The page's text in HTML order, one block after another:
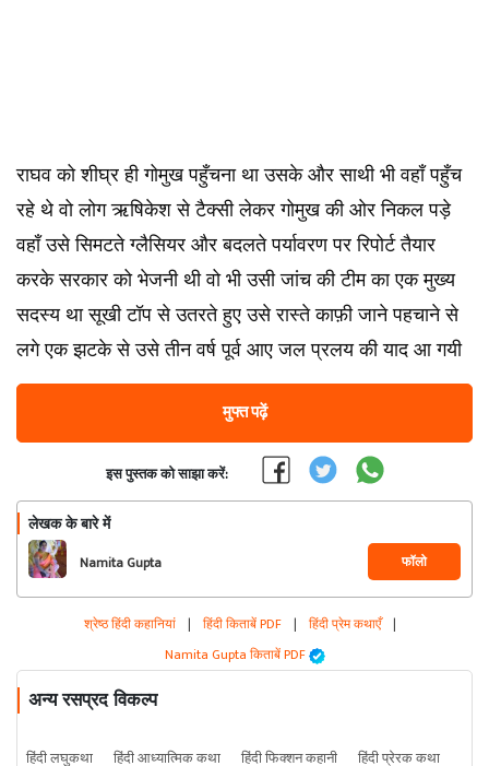
राघव को शीघ्र ही गोमुख पहुँचना था उसके और साथी भी वहाँ पहुँच
रहे थे वो लोग ऋषिकेश से टैक्सी लेकर गोमुख की ओर निकल पड़े
वहाँ उसे सिमटते ग्लैसियर और बदलते पर्यावरण पर रिपोर्ट तैयार
करके सरकार को भेजनी थी वो भी उसी जांच की टीम का एक मुख्य
सदस्य था सूखी टॉप से उतरते हुए उसे रास्ते काफ़ी जाने पहचाने से
लगे एक झटके से उसे तीन वर्ष पूर्व आए जल प्रलय की याद आ गयी
मुफ्त पढ़ें
इस पुस्तक को साझा करें:
लेखक के बारे में
Namita Gupta फॉलो
श्रेष्ठ हिंदी कहानियां | हिंदी किताबें PDF | हिंदी प्रेम कथाएँ |
Namita Gupta किताबें PDF
अन्य रसप्रद विकल्प
हिंदी लघुकथा हिंदी आध्यात्मिक कथा हिंदी फिक्शन कहानी हिंदी प्रेरक कथा